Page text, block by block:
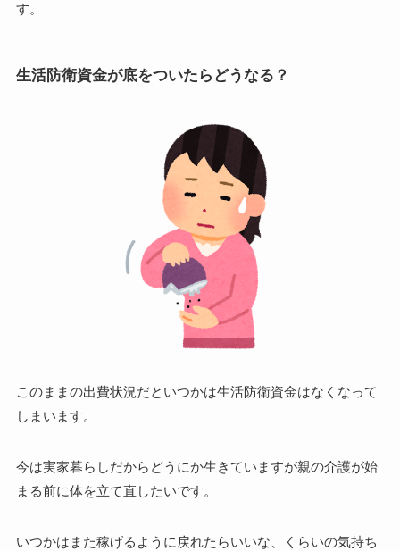
す。
生活防衛資金が底をついたらどうなる？
このままの出費状況だといつかは生活防衛資金はなくなって
しまいます。
今は実家暮らしだからどうにか生きていますが親の介護が始
まる前に体を立て直したいです。
いつかはまた稼げるように戻れたらいいな、くらいの気持ち